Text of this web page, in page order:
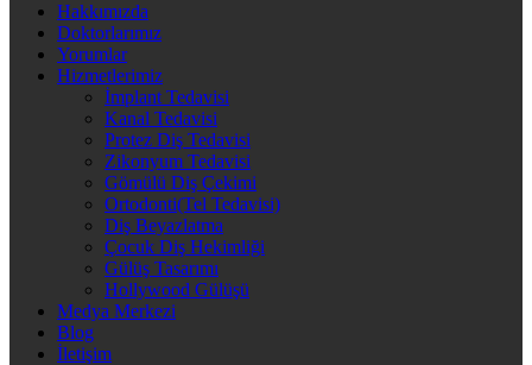
Hakkımızda
Doktorlarımız
Yorumlar
Hizmetlerimiz
İmplant Tedavisi
Kanal Tedavisi
Protez Diş Tedavisi
Zikonyum Tedavisi
Gömülü Diş Çekimi
Ortodonti(Tel Tedavisi)
Diş Beyazlatma
Çocuk Diş Hekimliği
Gülüş Tasarımı
Hollywood Gülüşü
Medya Merkezi
Blog
İletişim